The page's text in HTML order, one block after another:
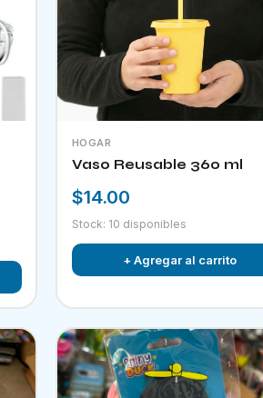
HOGAR
Vaso Reusable 360 ml
$14.00
Stock: 10 disponibles
+ Agregar al carrito